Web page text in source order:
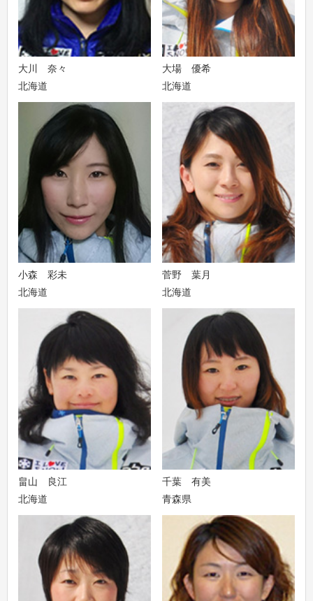
大川 奈々
北海道
大場 優希
北海道
小森 彩未
北海道
菅野 葉月
北海道
畠山 良江
北海道
千葉 有美
青森県